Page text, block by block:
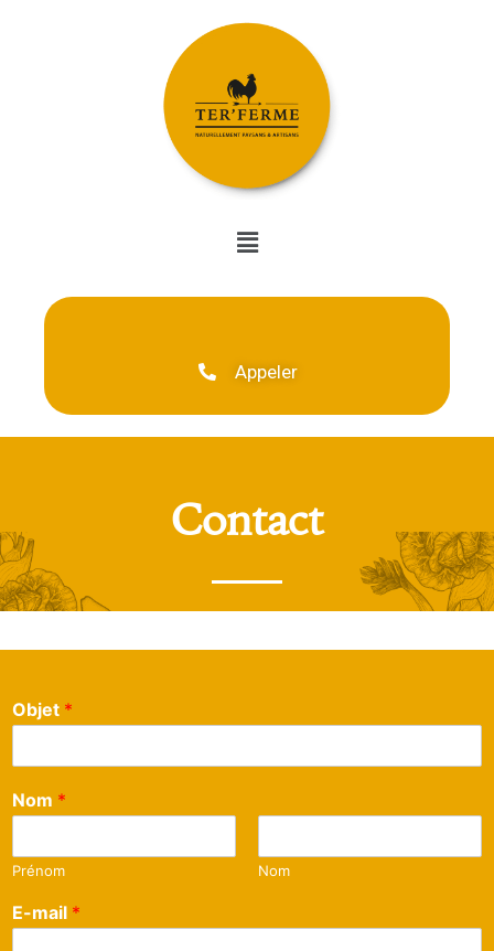
Appeler
Contact
Objet *
Nom *
Prénom Nom
E-mail *